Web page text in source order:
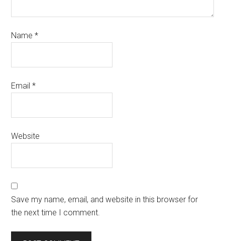
Name*
Email*
Website
Save my name, email, and website in this browser for
the next time I comment.